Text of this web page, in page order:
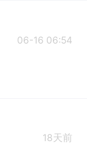
06-16 06:54
18天前